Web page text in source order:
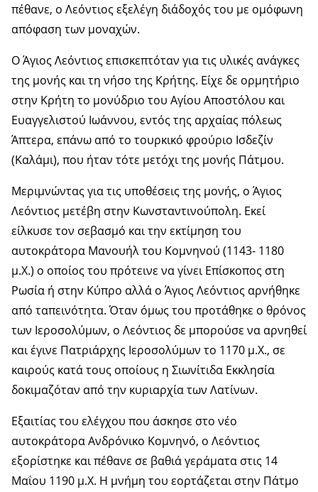
πέθανε, ο Λεόντιος εξελέγη διάδοχός του με ομόφωνη
απόφαση των μοναχών.
Ο Άγιος Λεόντιος επισκεπτόταν για τις υλικές ανάγκες
της μονής και τη νήσο της Κρήτης. Είχε δε ορμητήριο
στην Κρήτη το μονύδριο του Αγίου Αποστόλου και
Ευαγγελιστού Ιωάννου, εντός της αρχαίας πόλεως
Άπτερα, επάνω από το τουρκικό φρούριο Ισδεζίν
(Καλάμι), που ήταν τότε μετόχι της μονής Πάτμου.
Μεριμνώντας για τις υποθέσεις της μονής, ο Άγιος
Λεόντιος μετέβη στην Κωνσταντινούπολη. Εκεί
είλκυσε τον σεβασμό και την εκτίμηση του
αυτοκράτορα Μανουήλ του Κομνηνού (1143- 1180
μ.Χ.) ο οποίος του πρότεινε να γίνει Επίσκοπος στη
Ρωσία ή στην Κύπρο αλλά ο Άγιος Λεόντιος αρνήθηκε
από ταπεινότητα. Όταν όμως του προτάθηκε ο θρόνος
των Ιεροσολύμων, ο Λεόντιος δε μπορούσε να αρνηθεί
και έγινε Πατριάρχης Ιεροσολύμων το 1170 μ.Χ., σε
καιρούς κατά τους οποίους η Σιωνίτιδα Εκκλησία
δοκιμαζόταν από την κυριαρχία των Λατίνων.
Εξαιτίας του ελέγχου που άσκησε στο νέο
αυτοκράτορα Ανδρόνικο Κομνηνό, ο Λεόντιος
εξορίστηκε και πέθανε σε βαθιά γεράματα στις 14
Μαΐου 1190 μ.Χ. Η μνήμη του εορτάζεται στην Πάτμο